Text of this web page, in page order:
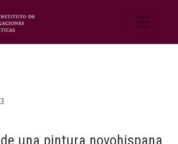
una pintura novohispana